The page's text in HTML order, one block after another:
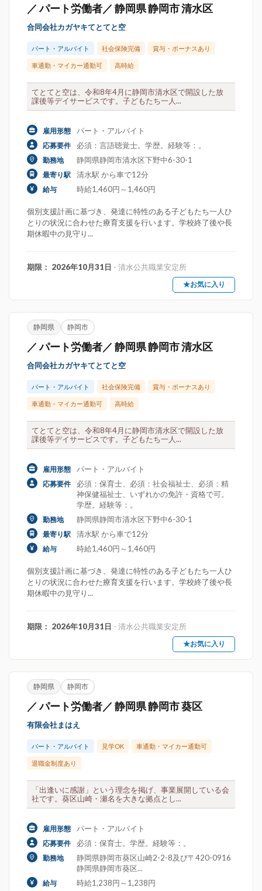
／ パート労働者／ 静岡県 静岡市 清水区
合同会社カガヤキてとてと空
パート・アルバイト 社会保険完備 賞与・ボーナスあり
車通勤・マイカー通勤可 高時給
てとてと空は、令和8年4月に静岡市清水区で開設した放
課後等デイサービスです。子どもたち一人...
雇用形態 パート・アルバイト
応募要件 必須：言語聴覚士。学歴。経験等：。
勤務地 静岡県静岡市清水区下野中6-30-1
最寄り駅 清水駅 から車で12分
給与 時給1,460円～1,460円
個別支援計画に基づき、発達に特性のある子どもたち一人ひ
とりの状況に合わせた療育支援を行います。学校終了後や長
期休暇中の見守り...
期限： 2026年10月31日 - 清水公共職業安定所
★お気に入り
静岡県 静岡市
／ パート労働者／ 静岡県 静岡市 清水区
合同会社カガヤキてとてと空
パート・アルバイト 社会保険完備 賞与・ボーナスあり
車通勤・マイカー通勤可 高時給
てとてと空は、令和8年4月に静岡市清水区で開設した放
課後等デイサービスです。子どもたち一人...
雇用形態 パート・アルバイト
応募要件
必須：保育士、必須：社会福祉士、必須：精
神保健福祉士、いずれかの免許・資格で可。
学歴。経験等：。
勤務地 静岡県静岡市清水区下野中6-30-1
最寄り駅 清水駅 から車で12分
給与 時給1,460円～1,460円
個別支援計画に基づき、発達に特性のある子どもたち一人ひ
とりの状況に合わせた療育支援を行います。学校終了後や長
期休暇中の見守り...
期限： 2026年10月31日 - 清水公共職業安定所
★お気に入り
静岡県 静岡市
／ パート労働者／ 静岡県 静岡市 葵区
有限会社まはえ
パート・アルバイト 見学OK 車通勤・マイカー通勤可
退職金制度あり
「出逢いに感謝」という理念を掲げ、事業展開している会
社です。葵区山崎・瀬名を大きな拠点とし...
雇用形態 パート・アルバイト
応募要件 必須：保育士。学歴。経験等：。
勤務地
静岡県静岡市葵区山崎2-2-8及び〒420-0916
静岡県静岡市葵区...
給与 時給1,238円～1,238円